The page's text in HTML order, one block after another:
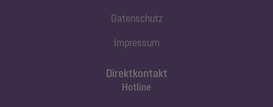
Direktkontakt
Hotline
Datenschutz
Impressum